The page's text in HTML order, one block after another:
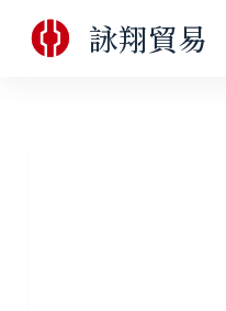
跳
至
詠翔貿易